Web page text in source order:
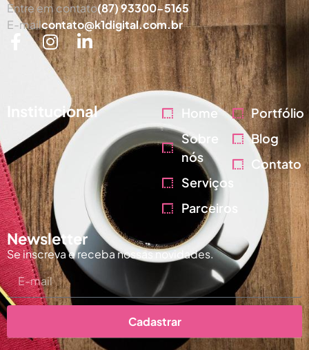
Entre em contato(87) 93300-5165
E-mailcontato@k1digital.com.br
Institucional
Home
Sobre
nós
Serviços
Parceiros
Portfólio
Blog
Contato
Newsletter
Se inscreva e receba nossas novidades.
Cadastrar